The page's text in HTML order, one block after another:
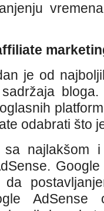
je od
odabrati što
najlakšom i
AdSense